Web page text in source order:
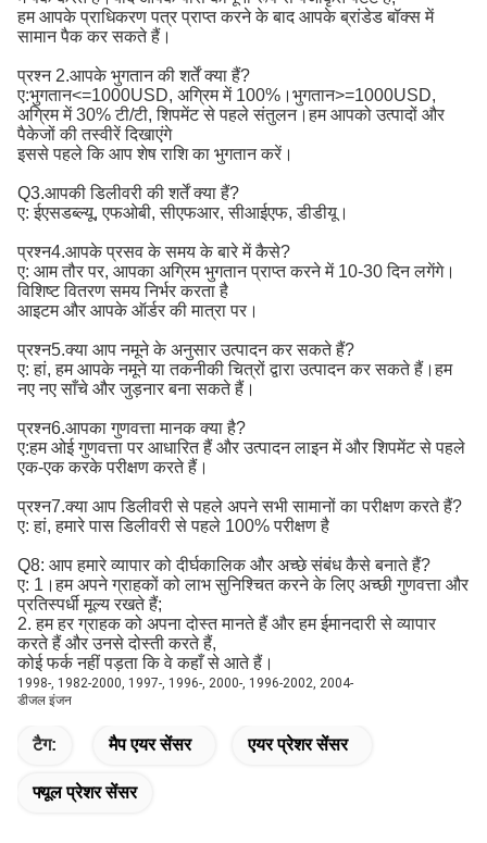
हम आपके प्राधिकरण पत्र प्राप्त करने के बाद आपके ब्रांडेड बॉक्स में
सामान पैक कर सकते हैं।
प्रश्न 2.आपके भुगतान की शर्तें क्या हैं?
ए:भुगतान<=1000USD, अग्रिम में 100%।भुगतान>=1000USD,
अग्रिम में 30% टी/टी, शिपमेंट से पहले संतुलन।हम आपको उत्पादों और
पैकेजों की तस्वीरें दिखाएंगे
इससे पहले कि आप शेष राशि का भुगतान करें।
Q3.आपकी डिलीवरी की शर्तें क्या हैं?
ए: ईएसडब्ल्यू, एफओबी, सीएफआर, सीआईएफ, डीडीयू।
प्रश्न4.आपके प्रसव के समय के बारे में कैसे?
ए: आम तौर पर, आपका अग्रिम भुगतान प्राप्त करने में 10-30 दिन लगेंगे।
विशिष्ट वितरण समय निर्भर करता है
आइटम और आपके ऑर्डर की मात्रा पर।
प्रश्न5.क्या आप नमूने के अनुसार उत्पादन कर सकते हैं?
ए: हां, हम आपके नमूने या तकनीकी चित्रों द्वारा उत्पादन कर सकते हैं।हम
नए नए साँचे और जुड़नार बना सकते हैं।
प्रश्न6.आपका गुणवत्ता मानक क्या है?
ए:हम ओई गुणवत्ता पर आधारित हैं और उत्पादन लाइन में और शिपमेंट से पहले
एक-एक करके परीक्षण करते हैं।
प्रश्न7.क्या आप डिलीवरी से पहले अपने सभी सामानों का परीक्षण करते हैं?
ए: हां, हमारे पास डिलीवरी से पहले 100% परीक्षण है
Q8: आप हमारे व्यापार को दीर्घकालिक और अच्छे संबंध कैसे बनाते हैं?
ए: 1।हम अपने ग्राहकों को लाभ सुनिश्चित करने के लिए अच्छी गुणवत्ता और
प्रतिस्पर्धी मूल्य रखते हैं;
2. हम हर ग्राहक को अपना दोस्त मानते हैं और हम ईमानदारी से व्यापार
करते हैं और उनसे दोस्ती करते हैं,
कोई फर्क नहीं पड़ता कि वे कहाँ से आते हैं।
1998-, 1982-2000, 1997-, 1996-, 2000-, 1996-2002, 2004-
डीजल इंजन
टैग: मैप एयर सेंसर एयर प्रेशर सेंसर
फ्यूल प्रेशर सेंसर